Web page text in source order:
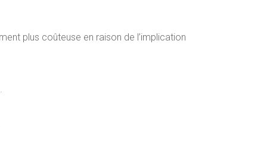
plus coûteuse en raison de l’implication